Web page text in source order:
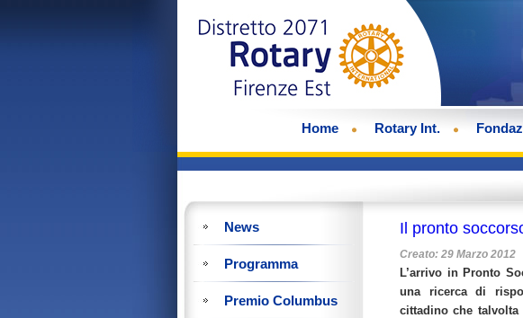
Home Rotary Int.
News
Programma
Premio Columbus
Il pronto
Creato: 29 Marzo 2012
L’arrivo in Pronto
una ricerca di
cittadino che talvolta